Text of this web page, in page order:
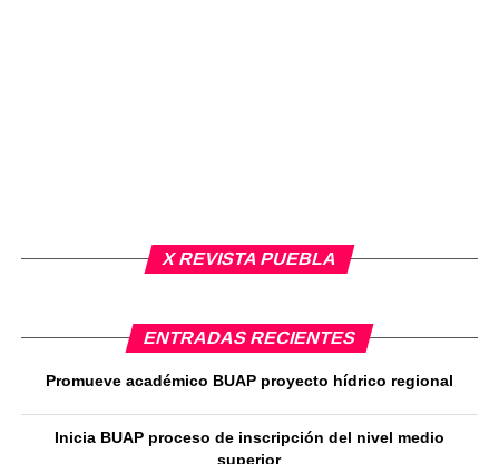
X REVISTA PUEBLA
ENTRADAS RECIENTES
Promueve académico BUAP proyecto hídrico regional
Inicia BUAP proceso de inscripción del nivel medio
superior